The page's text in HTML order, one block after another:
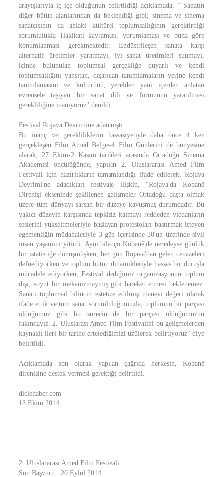
arayışlarıyla iç içe olduğunun belirtildiği açıklamada, “ Sanatın
diğer bütün alanlarından da beklendiği gibi; sinema ve sinema
sanatçısının da ahlaki kültürel toplumsallığının gerektirdiği
sorumlulukla Hakikati kavraması, yorumlaması ve buna göre
konumlanması gerekmektedir. Endüstrileşen sanata karşı
alternatif üretimler yaratmayı, iyi sanat üretimleri sunmayı,
içinde bulunulan toplumsal gerçekliğe duyarlı ve kendi
toplumsallığını yansıtan, dışarıdan tanımlamaların yerine kendi
tanımlamasını ve kültürünü, yerelden yani içerden anlatan
evrensele taşıyan bir sanat dili ve formunun yaratılması
gerekliliğine inanıyoruz" denildi.
Festival Rojava Devrimine adanmıştı
Bu inanç ve gerekliliklerin hassasiyetiyle daha önce 4 kez
gerçekleşen Film Amed Belgesel Film Günlerini de bünyesine
alarak, 27 Ekim-2 Kasım tarihleri arasında Ortadoğu Sinema
Akademisi öncülüğünde, yapılan 2. Uluslararası Amed Film
Festivali için hazırlıkların tamamlandığı ifade edilerek, Rojava
Devrimi'ne adadıkları festivale ilişkin, "Rojava'da Kobanê
Direnişi ekseninde şekillenen gelişmeler Ortadoğu başta olmak
üzere tüm dünyayı sarsan bir düzeye kavuşmuş durumdadır. Bu
yakıcı düzeyin karşısında tepkisiz kalmayı reddeden vicdanların
seslerini yükseltmeleriyle başlayan protestoları bastırmak isteyen
egemenliğin müdahalesiyle 3 gün içerisinde 30'un üzerinde sivil
insan yaşamını yitirdi. Aynı bilanço Kobanê'de neredeyse günlük
bir istatistiğe dönüşmüşken, her gün Rojava'dan gelen cenazeleri
defnediyorken ve toplum bütün dinamikleriyle hassas bir duruşla
mücadele ediyorken, Festival dediğimiz organizasyonun toplum
dışı, soyut bir mekanizmaymış gibi hareket etmesi beklenemez.
Sanatı toplumsal bilincin estetize edilmiş manevi değeri olarak
ifade ettik ve tüm sanat sorumluluğumuzla, toplumun bir parçası
olduğumuz gibi bu sürecin de bir parçası olduğumuzun
fakındayız. 2. Uluslarası Amed Film Festivalini bu gelişmelerden
kaynaklı ileri bir tarihe ertelediğimizi üzülerek belirtiyoruz" diye
belirtildi.
Açıklamada son olarak yapılan çağrıda herkesin, Kobanê
direnişine destek vermesi gerektiği belirtildi.
diclehaber.com
13 Ekim 2014
2. Uluslararası Amed Film Festivali
Son Başvuru : 20 Eylül 2014